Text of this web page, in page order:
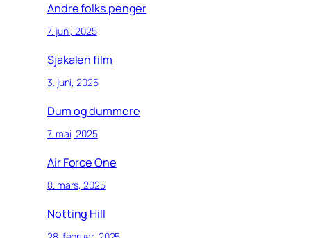
Andre folks penger
7. juni, 2025
Sjakalen film
3. juni, 2025
Dum og dummere
7. mai, 2025
Air Force One
8. mars, 2025
Notting Hill